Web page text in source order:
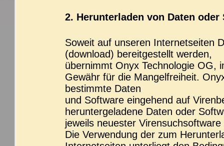
2. Herunterladen von Daten
Soweit auf unseren Internetseiten
(download) bereitgestellt werden,
übernimmt Onyx Technologie OG,
Gewähr für die Mangelfreiheit.
bestimmte Daten
und Software eingehend auf
heruntergeladene Daten oder
jeweils neuester
Die Verwendung der zum